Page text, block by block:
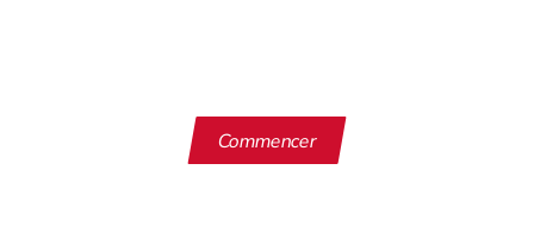
Commencer